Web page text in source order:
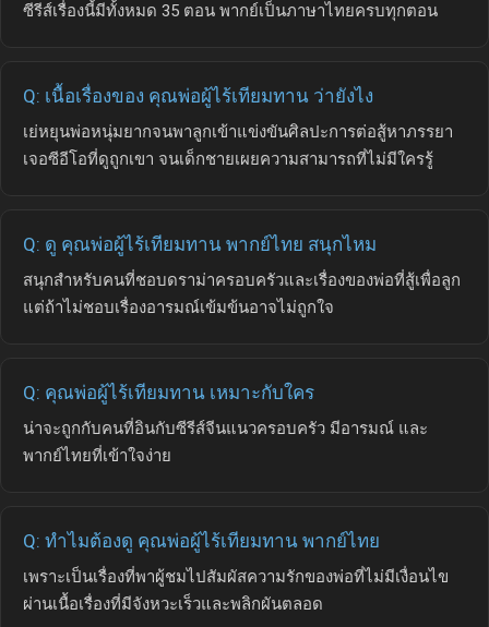
ซีรีส์เรื่องนี้มีทั้งหมด 35 ตอน พากย์เป็นภาษาไทยครบทุกตอน
Q: เนื้อเรื่องของ คุณพ่อผู้ไร้เทียมทาน ว่ายังไง
เย่หยุนพ่อหนุ่มยากจนพาลูกเข้าแข่งขันศิลปะการต่อสู้หาภรรยา
เจอซีอีโอที่ดูถูกเขา จนเด็กชายเผยความสามารถที่ไม่มีใครรู้
Q: ดู คุณพ่อผู้ไร้เทียมทาน พากย์ไทย สนุกไหม
สนุกสำหรับคนที่ชอบดราม่าครอบครัวและเรื่องของพ่อที่สู้เพื่อลูก
แต่ถ้าไม่ชอบเรื่องอารมณ์เข้มข้นอาจไม่ถูกใจ
Q: คุณพ่อผู้ไร้เทียมทาน เหมาะกับใคร
น่าจะถูกกับคนที่อินกับซีรีส์จีนแนวครอบครัว มีอารมณ์ และ
พากย์ไทยที่เข้าใจง่าย
Q: ทำไมต้องดู คุณพ่อผู้ไร้เทียมทาน พากย์ไทย
เพราะเป็นเรื่องที่พาผู้ชมไปสัมผัสความรักของพ่อที่ไม่มีเงื่อนไข
ผ่านเนื้อเรื่องที่มีจังหวะเร็วและพลิกผันตลอด